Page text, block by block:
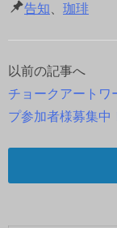
告知 珈琲
投
稿
ナ
ビ
以前の記事へ
チョークアートワ
プ参加者様募集中